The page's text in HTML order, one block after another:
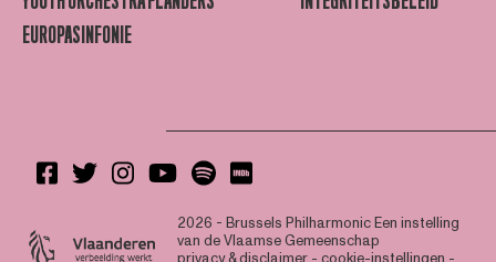
EUROPASINFONIE
2026 - Brussels PhilharmonicEen instelling
van de Vlaamse Gemeenschap